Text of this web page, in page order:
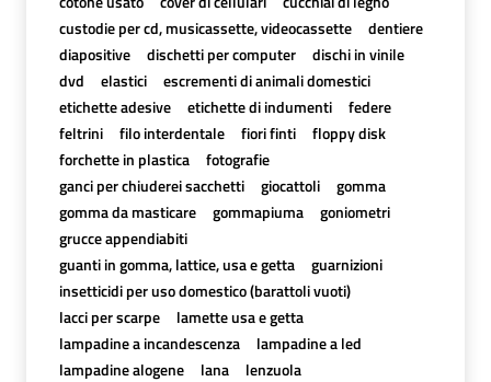
custodie per cd, musicassette, videocassette
dentiere
diapositive
dischetti per computer
dischi in vinile
dvd
elastici
escrementi di animali domestici
etichette adesive
etichette di indumenti
federe
feltrini
filo interdentale fiori finti
floppy disk
forchette in plastica
fotografie
ganci per chiuderei sacchetti
giocattoli
gomma
gomma da masticare
gommapiuma
goniometri
grucce appendiabiti
guanti in gomma, lattice, usa e getta
guarnizioni
insetticidi per uso domestico (barattoli vuoti)
lacci per scarpe
lamette usa e getta
lampadine a incandescenza
lampadine a led
lampadine alogene
lana
lenzuola